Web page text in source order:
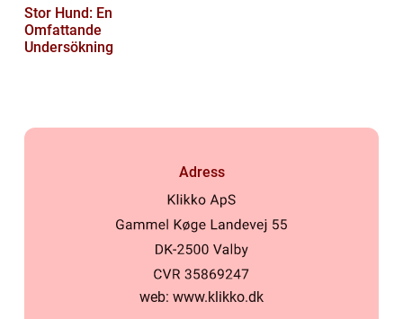
Stor Hund: En
Omfattande
Undersökning
Adress
web: www.klikko.dk